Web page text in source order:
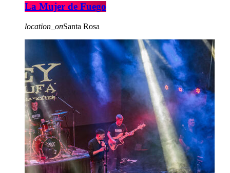
La Mujer de Fuego
location_onSanta Rosa